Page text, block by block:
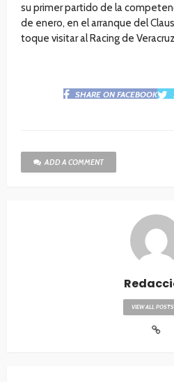
su primer partido de la
de enero, en el arranque del
toque visitar al Racing de
SHARE ON FACEBOOK
ADD A COMMENT
VIEW ALL POSTS